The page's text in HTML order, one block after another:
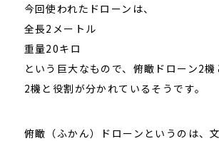
今回使われたドローンは、
全長2メートル
重量20キロ
という巨大なもので、俯瞰ドローン2機
2機と役割が分かれているそうです。
俯瞰（ふかん）ドローンというのは、